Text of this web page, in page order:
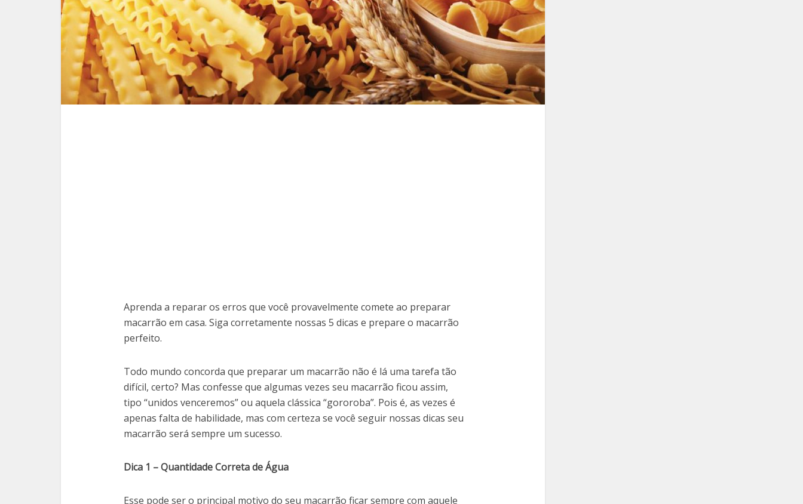
Aprenda a reparar os erros que você provavelmente comete ao preparar
macarrão em casa. Siga corretamente nossas 5 dicas e prepare o macarrão
perfeito.
Todo mundo concorda que preparar um macarrão não é lá uma tarefa tão
difícil, certo? Mas confesse que algumas vezes seu macarrão ficou assim,
tipo “unidos venceremos” ou aquela clássica “gororoba”. Pois é, as vezes é
apenas falta de habilidade, mas com certeza se você seguir nossas dicas seu
macarrão será sempre um sucesso.
Dica 1 – Quantidade Correta de Água
Esse pode ser o principal motivo do seu macarrão ficar sempre com aquele